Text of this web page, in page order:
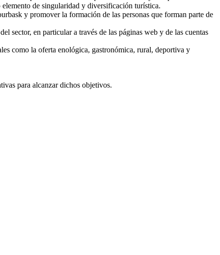
de singularidad y diversificación turística.
y promover la formación de las personas que forman parte de
sector, en particular a través de las páginas web y de las cuentas
como la oferta enológica, gastronómica, rural, deportiva y
para alcanzar dichos objetivos.